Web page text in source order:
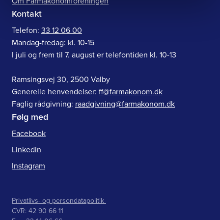
Kontakt
Telefon: 33 12 06 00
Mandag-fredag: kl. 10-15
I juli og frem til 7. august er telefontiden kl. 10-13
Ramsingsvej 30, 2500 Valby
Generelle henvendelser: ff@farmakonom.dk
Faglig rådgivning: raadgivning@farmakonom.dk
Følg med
Facebook
Linkedin
Instagram
Privatlivs- og persondatapolitik
CVR: 42 90 66 11